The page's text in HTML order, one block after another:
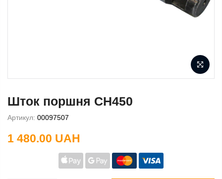
Шток поршня CH450
Артикул: 00097507
1 480.00 UAH